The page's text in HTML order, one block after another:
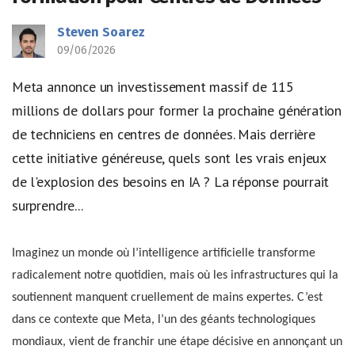
Steven Soarez
09/06/2026
Meta annonce un investissement massif de 115
millions de dollars pour former la prochaine génération
de techniciens en centres de données. Mais derrière
cette initiative généreuse, quels sont les vrais enjeux
de l'explosion des besoins en IA ? La réponse pourrait
surprendre...
Imaginez un monde où l’intelligence artificielle transforme
radicalement notre quotidien, mais où les infrastructures qui la
soutiennent manquent cruellement de mains expertes. C’est
dans ce contexte que Meta, l’un des géants technologiques
mondiaux, vient de franchir une étape décisive en annonçant un